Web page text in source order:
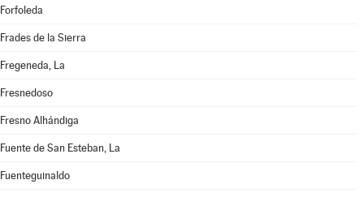
Forfoleda
Frades de la Sierra
Fregeneda, La
Fresnedoso
Fresno Alhándiga
Fuente de San Esteban, La
Fuenteguinaldo